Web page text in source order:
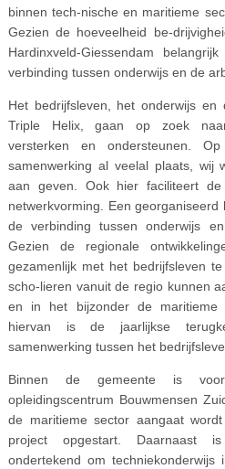
binnen tech-nische en maritieme
Gezien de hoeveelheid be-
Hardinxveld-Giessendam
verbinding tussen onderwijs en de
Het bedrijfsleven, het onderwijs en
Triple Helix, gaan op zoek
versterken en ondersteunen.
samenwerking al veelal plaats, wij
aan geven. Ook hier faciliteert
netwerkvorming. Een
de verbinding tussen onderwijs
Gezien de regionale
gezamenlijk met het bedrijfsleven
scho-lieren vanuit de regio kunnen
en in het bijzonder de maritieme
hiervan is de jaarlijkse
samenwerking tussen het
Binnen de gemeente is
opleidingscentrum Bouwmensen
de maritieme sector aangaat
project opgestart. Daarnaast
ondertekend om